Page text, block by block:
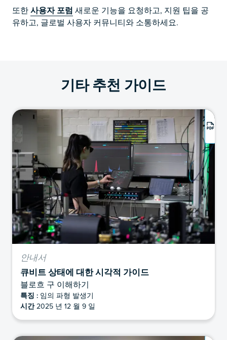
또한사용자 포럼 새로운 기능을 요청하고, 지원 팁을 공
유하고, 글로벌 사용자 커뮤니티와 소통하세요.
기타 추천 가이드
안내서
큐비트 상태에 대한 시각적 가이드
블로흐 구 이해하기
특징 : 임의 파형 발생기
시간2025 년 12 월 9 일